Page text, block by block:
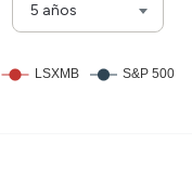
0.53 7.50%
5 años